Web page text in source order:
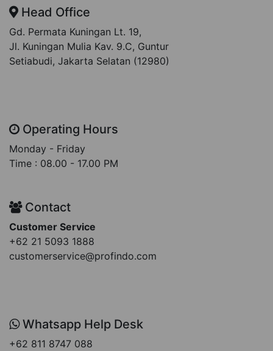
Head Office
Gd. Permata Kuningan Lt. 19,
Jl. Kuningan Mulia Kav. 9.C, Guntur
Setiabudi, Jakarta Selatan (12980)
Operating Hours
Monday - Friday
Time : 08.00 - 17.00 PM
Contact
Customer Service
+62 21 5093 1888
customerservice@profindo.com
Whatsapp Help Desk
+62 811 8747 088